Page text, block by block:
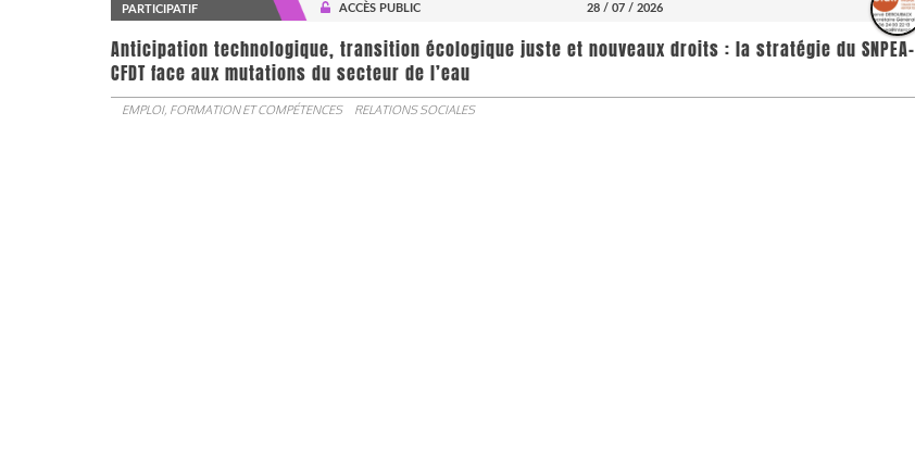
PARTICIPATIF ACCÈS PUBLIC 28 / 07 / 2026
Anticipation technologique, transition écologique juste et nouveaux droits : la stratégie du SNPEA-
CFDT face aux mutations du secteur de l’eau
EMPLOI, FORMATION ET COMPÉTENCES RELATIONS SOCIALES